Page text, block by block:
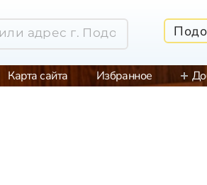
Карта сайта Избранное